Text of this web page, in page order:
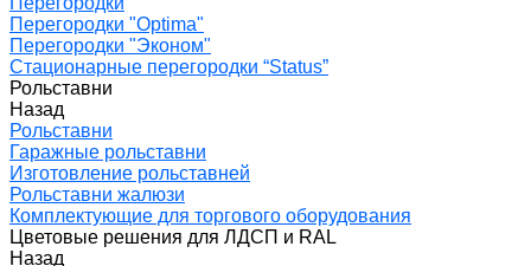
Перегородки "Optima"
Перегородки "Эконом"
Стационарные перегородки “Status”
Рольставни
Назад
Рольставни
Гаражные рольставни
Изготовление рольставней
Рольставни жалюзи
Комплектующие для торгового оборудования
Цветовые решения для ЛДСП и RAL
Назад